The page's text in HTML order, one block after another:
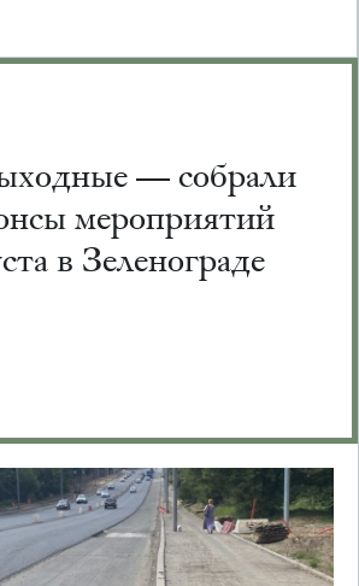
— собрали
мероприятий
в Зеленограде